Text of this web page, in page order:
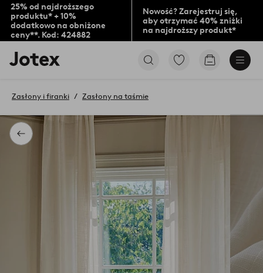
25% od najdroższego
produktu* + 10%
dodatkowo na obniżone
ceny**. Kod: 424882
Nowość? Zarejestruj się,
aby otrzymać 40% zniżki
na najdroższy produkt*
Logo
Jotex
na
stronę
PrzejdźPrzejdź
Powrót
Zasłony i firanki Zasłony na taśmie